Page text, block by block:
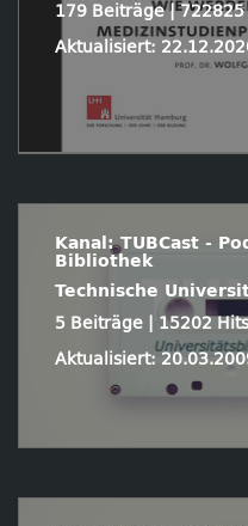
179 Beiträge |
Aktualisiert:
Kanal: TUBCast -
Bibliothek
Technische
5 Beiträge | 15202
Aktualisiert: